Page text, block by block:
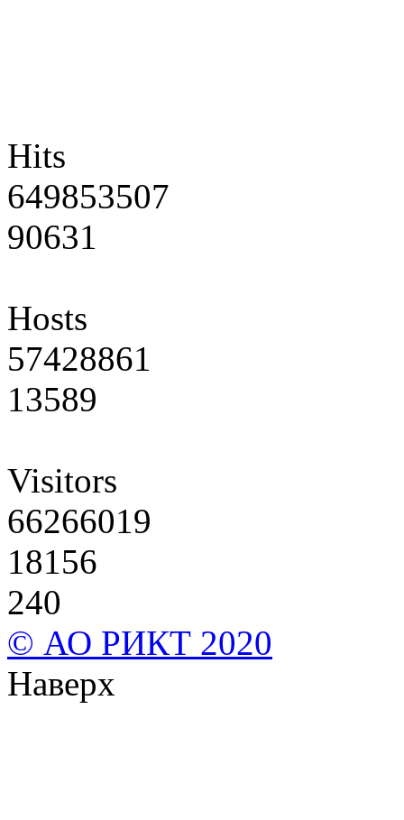
Hits
649853507
90631
Hosts
57428861
13589
Visitors
66266019
18156
240
© АО РИКТ 2020
Наверх